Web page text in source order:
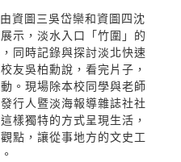
資圖三吳岱欒和資圖四沈
示，淡水入口「竹圍」的
同時記錄與探討淡北快速
友吳柏勳說，看完片子，
。現場除本校同學與老師
行人暨淡海報導雜誌社社
樣獨特的方式呈現生活，
點，讓從事地方的文史工